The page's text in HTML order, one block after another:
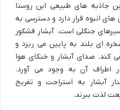
جاذبه های طبیعی این روستا
انبوه قرار دارد و دسترسی به
جنگلی است. آبشار فشکور
20 متر از صخره ای بلند به پایین می ریزد و
کند. صدای آبشار و خنکای هوا
اطراف آن به وجود می آورد.
آبشار به استراحت و تفریح
لذت ببرند.